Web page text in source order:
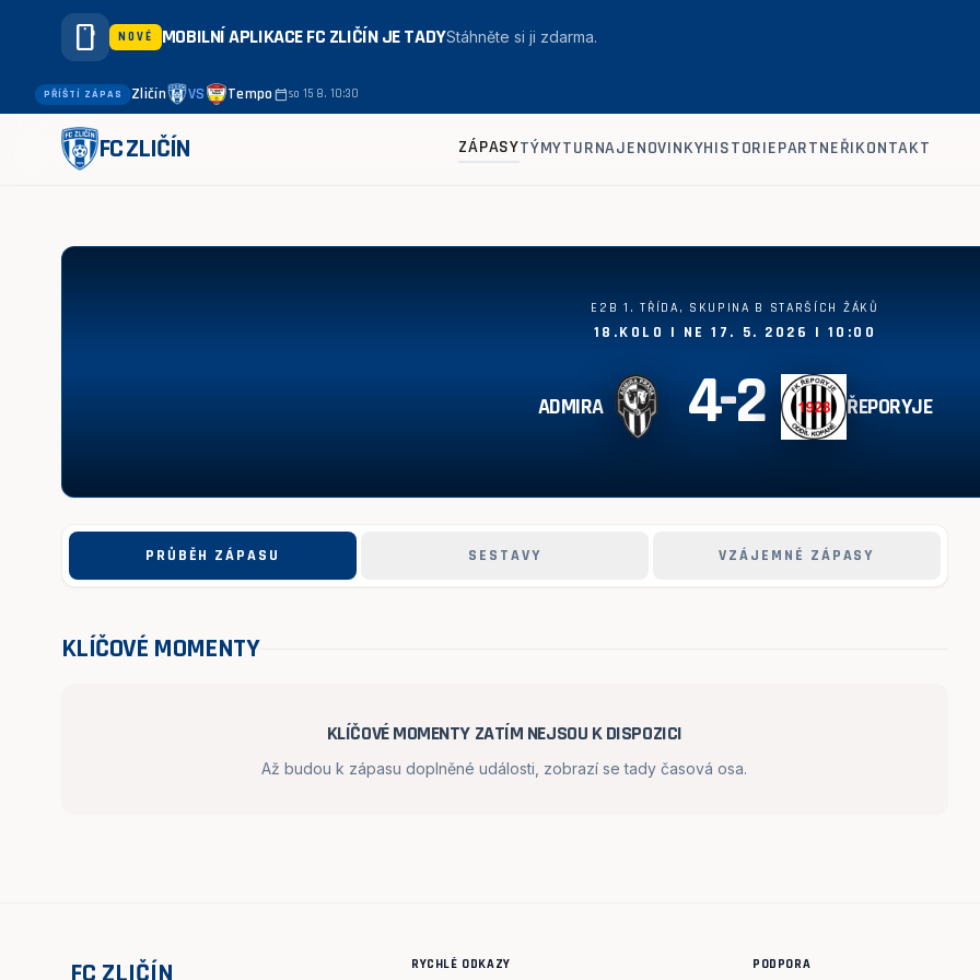
smartphone NOVÉ MOBILNÍ APLIKACE FC ZLIČÍN JE TADYStáhněte si ji zdarma.
PŘÍŠTÍ ZÁPAS Zličín VS Tempocalendar_todayso 15 8. 10:30
FC ZLIČÍN ZÁPASYTÝMYTURNAJENOVINKYHISTORIEPARTNEŘIKONTAKT
Admira - Řeporyje 4:2
E2B 1. TŘÍDA, SKUPINA B STARŠÍCH ŽÁKŮ
18.KOLO | NE 17. 5. 2026 | 10:00
ADMIRA 4-2 ŘEPORYJE
PRŮBĚH ZÁPASU SESTAVY VZÁJEMNÉ ZÁPASY
KLÍČOVÉ MOMENTY
KLÍČOVÉ MOMENTY ZATÍM NEJSOU K DISPOZICI
Až budou k zápasu doplněné události, zobrazí se tady časová osa.
FC ZLIČÍN RYCHLÉ ODKAZY PODPORA